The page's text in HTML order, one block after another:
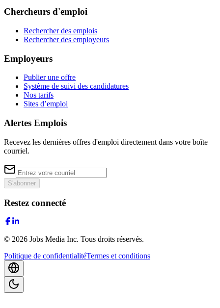
Chercheurs d'emploi
Rechercher des emplois
Rechercher des employeurs
Employeurs
Publier une offre
Système de suivi des candidatures
Nos tarifs
Sites d’emploi
Alertes Emplois
Recevez les dernières offres d'emploi directement dans votre boîte
courriel.
S'abonner
Restez connecté
© 2026 Jobs Media Inc. Tous droits réservés.
Politique de confidentialitéTermes et conditions